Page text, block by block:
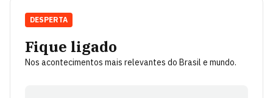
Fique ligado
Nos acontecimentos mais relevantes do Brasil e mundo.
DESPERTA